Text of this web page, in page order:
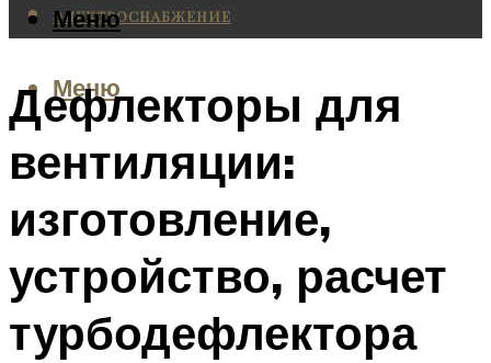
ЭЛЕКТРОСНАБЖЕНИЕ
Меню
Меню
Дефлекторы для
вентиляции:
изготовление,
устройство, расчет
турбодефлектора